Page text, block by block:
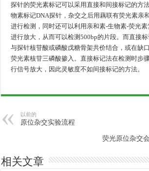
探针的荧光素标记可以采用直接和间接标记的方
物素标记DNA探针，杂交之后用藕联有荧光素亲
进行检测，同时还可以利用亲和素-生物素-荧光
进行放大，从而可以检测500bp的片段。而直接
与探针核苷酸或磷酸戊糖骨架共价结合，或在缺
荧光素核苷三磷酸掺入。直接标记法在检测时步
行信号放大，因此灵敏度不如间接标记的方法。
以前的
原位杂交实验流程
荧光原位杂交
相关文章